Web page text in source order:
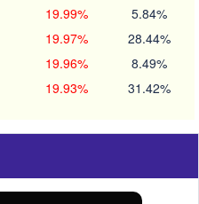
19.99% 5.84%
19.97% 28.44%
19.96% 8.49%
19.93% 31.42%